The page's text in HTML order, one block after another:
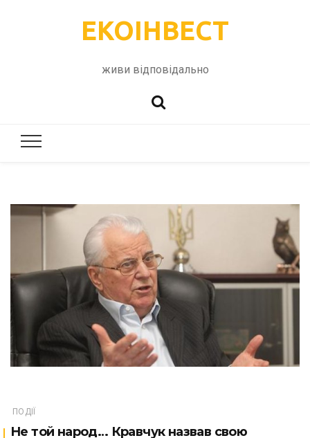
ЕКОІНВЕСТ
живи відповідально
ПОДІЇ
Не той народ… Кравчук назвав свою